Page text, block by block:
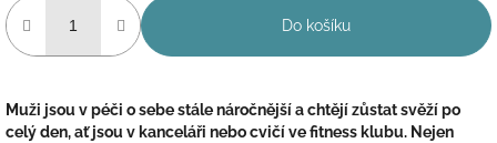
Do košíku
Muži jsou v péči o sebe stále náročnější a chtějí zůstat svěží po
celý den, ať jsou v kanceláři nebo cvičí ve fitness klubu. Nejen